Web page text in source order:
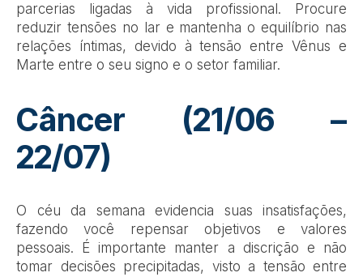
parcerias ligadas à vida profissional. Procure
reduzir tensões no lar e mantenha o equilíbrio nas
relações íntimas, devido à tensão entre Vênus e
Marte entre o seu signo e o setor familiar.
Câncer (21/06 –
22/07)
O céu da semana evidencia suas insatisfações,
fazendo você repensar objetivos e valores
pessoais. É importante manter a discrição e não
tomar decisões precipitadas, visto a tensão entre